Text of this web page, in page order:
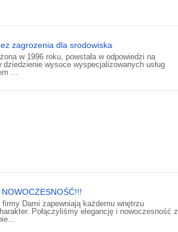
zagrozenia dla srodowiska
w 1996 roku, powstała w odpowiedzi na
wysoce wyspecjalizowanych usług
...
Dami zapewniają każdemu wnętrzu
Połączyliśmy elegancję i nowoczesność z